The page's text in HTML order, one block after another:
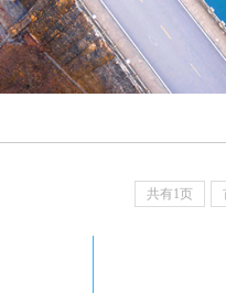
共有1页